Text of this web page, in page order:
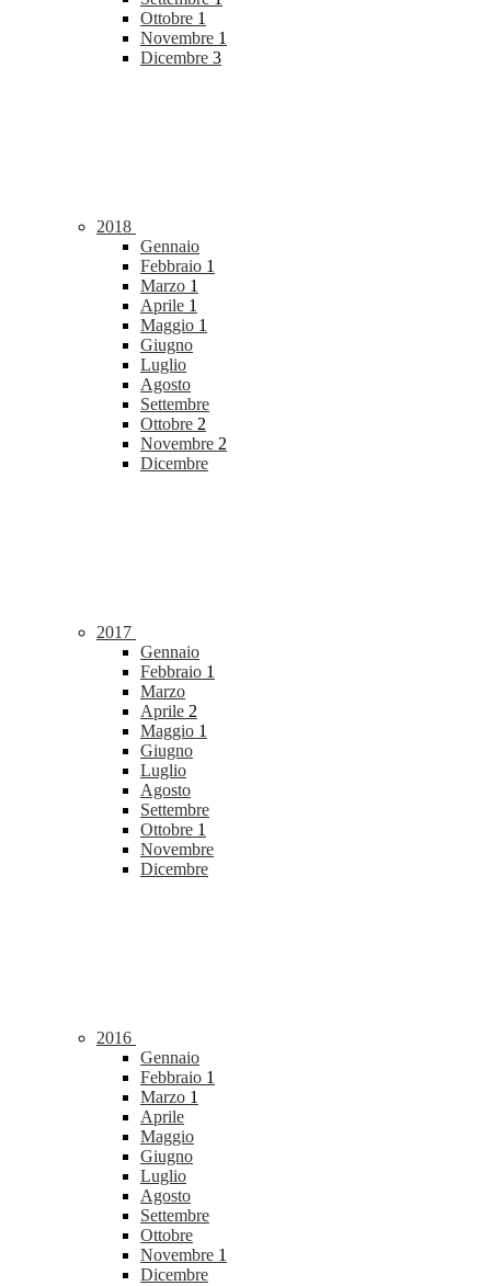
Ottobre 1
Novembre 1
Dicembre 3
2018
Gennaio
Febbraio 1
Marzo 1
Aprile 1
Maggio 1
Giugno
Luglio
Agosto
Settembre
Ottobre 2
Novembre 2
Dicembre
2017
Gennaio
Febbraio 1
Marzo
Aprile 2
Maggio 1
Giugno
Luglio
Agosto
Settembre
Ottobre 1
Novembre
Dicembre
2016
Gennaio
Febbraio 1
Marzo 1
Aprile
Maggio
Giugno
Luglio
Agosto
Settembre
Ottobre
Novembre 1
Dicembre